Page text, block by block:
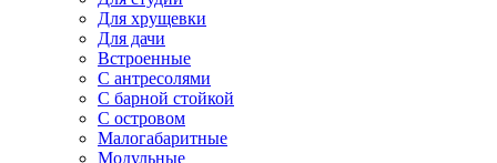
Для хрущевки
Для дачи
Встроенные
С антресолями
С барной стойкой
С островом
Малогабаритные
Модульные